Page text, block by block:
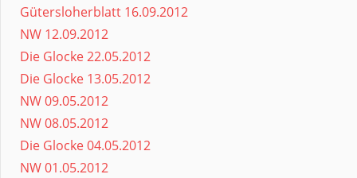
Gütersloherblatt 16.09.2012
NW 12.09.2012
Die Glocke 22.05.2012
Die Glocke 13.05.2012
NW 09.05.2012
NW 08.05.2012
Die Glocke 04.05.2012
NW 01.05.2012